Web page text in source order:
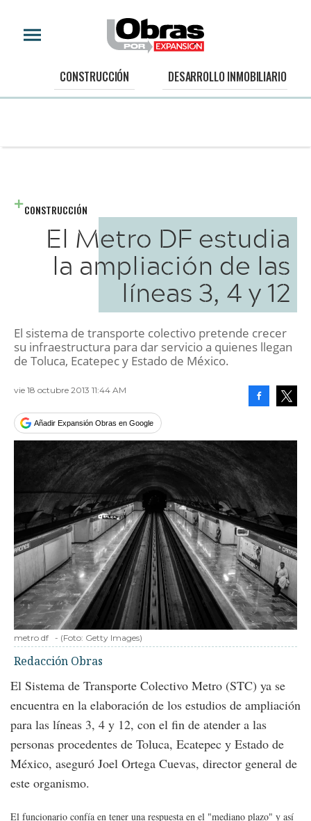
CONSTRUCCIÓN DESARROLLO INMOBILIARIO
CONSTRUCCIÓN
El Metro DF estudia
la ampliación de las
líneas 3, 4 y 12
El sistema de transporte colectivo pretende crecer
su infraestructura para dar servicio a quienes llegan
de Toluca, Ecatepec y Estado de México.
vie 18 octubre 2013 11:44 AM
Añadir Expansión Obras en Google
metro df - (Foto: Getty Images)
Redacción Obras
El Sistema de Transporte Colectivo Metro (STC) ya se
encuentra en la elaboración de los estudios de ampliación
para las líneas 3, 4 y 12, con el fin de atender a las
personas procedentes de Toluca, Ecatepec y Estado de
México, aseguró Joel Ortega Cuevas, director general de
este organismo.
El funcionario confía en tener una respuesta en el "mediano plazo" y así